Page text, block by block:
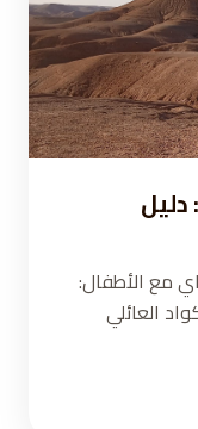
مع الأطفال:
العائلي